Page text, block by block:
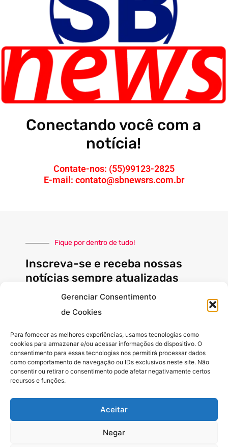
Gerenciar Consentimento
de Cookies
Para fornecer as melhores experiências, usamos tecnologias como
cookies para armazenar e/ou acessar informações do dispositivo. O
consentimento para essas tecnologias nos permitirá processar dados
como comportamento de navegação ou IDs exclusivos neste site. Não
consentir ou retirar o consentimento pode afetar negativamente certos
recursos e funções.
Aceitar
Negar
Conectando você com a
notícia!
Contate-nos: (55)99123-2825
E-mail: contato@sbnewsrs.com.br
Fique por dentro de tudo!
Inscreva-se e receba nossas
notícias sempre atualizadas
mail
INSCREVER
a
I
n
s
t
o